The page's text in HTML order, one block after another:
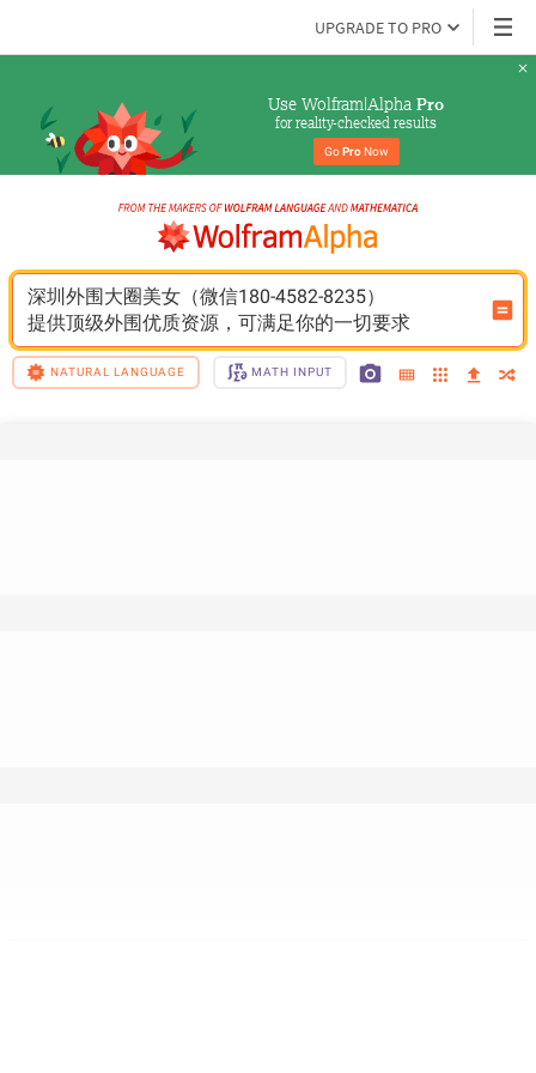
UPGRADE TO PRO
Use Wolfram|Alpha Pro
for reality-checked results
Go Pro Now
深圳外围大圈美女（微信180-4582-8235）
提供顶级外围优质资源，可满足你的一切要求
NATURAL LANGUAGE MATH INPUT